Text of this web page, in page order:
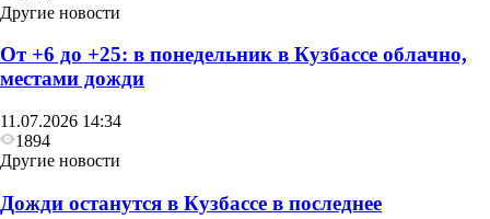
Другие новости
От +6 до +25: в понедельник в Кузбассе облачно,
местами дожди
11.07.2026 14:34
1894
Другие новости
Дожди останутся в Кузбассе в последнее